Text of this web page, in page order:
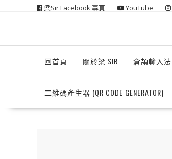
梁Sir Facebook 專頁 YouTube
回首頁 關於梁 SIR 倉頡輸入法
二維碼產生器 (QR CODE GENERATOR)